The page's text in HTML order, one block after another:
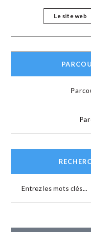
Le site web